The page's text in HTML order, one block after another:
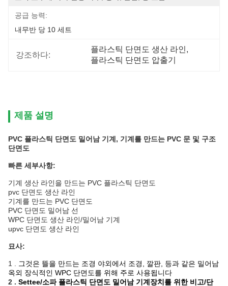
공급 능력:
내무반 당 10 세트
강조하다:
플라스틱 단면도 생산 라인,
플라스틱 단면도 압출기
제품 설명
PVC 플라스틱 단면도 밀어남 기계, 기계를 만드는 PVC 문 및 구조
단면도
빠른 세부사항:
기계 생산 라인을 만드는 PVC 플라스틱 단면도
pvc 단면도 생산 라인
기계를 만드는 PVC 단면도
PVC 단면도 밀어남 선
WPC 단면도 생산 라인/밀어남 기계
upvc 단면도 생산 라인
묘사:
1 .
그것은 뜰을 만드는 조경 야외에서 조경, 깔판, 등과 같은 밀어남
옥외 장식적인 WPC 단면도를 위해 주로 사용됩니다
2 . Settee/소파 플라스틱 단면도 밀어남 기계장치를 위한 비고/단